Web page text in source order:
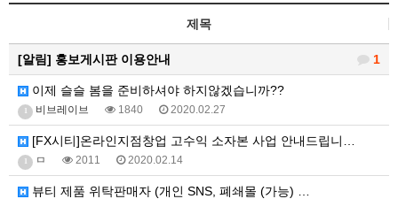
제목
1
[알림] 홍보게시판 이용안내
이제 슬슬 봄을 준비하셔야 하지않겠습니까??
비브레이브 1840 2020.02.27
[FX시티]온라인지점창업 고수익 소자본 사업 안내드립니…
ㅁ 2011 2020.02.14
뷰티 제품 위탁판매자 (개인 SNS, 폐쇄몰 (가능) …